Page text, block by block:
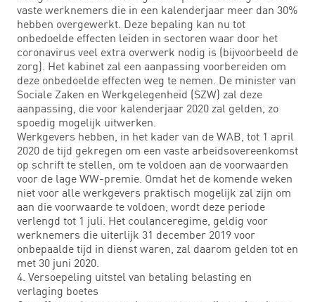
vaste werknemers die in een kalenderjaar meer dan 30%
hebben overgewerkt. Deze bepaling kan nu tot
onbedoelde effecten leiden in sectoren waar door het
coronavirus veel extra overwerk nodig is (bijvoorbeeld de
zorg). Het kabinet zal een aanpassing voorbereiden om
deze onbedoelde effecten weg te nemen. De minister van
Sociale Zaken en Werkgelegenheid (SZW) zal deze
aanpassing, die voor kalenderjaar 2020 zal gelden, zo
spoedig mogelijk uitwerken.
Werkgevers hebben, in het kader van de WAB, tot 1 april
2020 de tijd gekregen om een vaste arbeidsovereenkomst
op schrift te stellen, om te voldoen aan de voorwaarden
voor de lage WW-premie. Omdat het de komende weken
niet voor alle werkgevers praktisch mogelijk zal zijn om
aan die voorwaarde te voldoen, wordt deze periode
verlengd tot 1 juli. Het coulanceregime, geldig voor
werknemers die uiterlijk 31 december 2019 voor
onbepaalde tijd in dienst waren, zal daarom gelden tot en
met 30 juni 2020.
4. Versoepeling uitstel van betaling belasting en
verlaging boetes